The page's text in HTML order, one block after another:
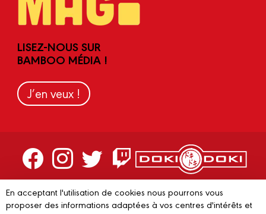
LISEZ-NOUS SUR
BAMBOO MÉDIA !
J’en veux !
Contactez-nous
Devenir partenaire
En acceptant l'utilisation de cookies nous pourrons vous
proposer des informations adaptées à vos centres d'intérêts et